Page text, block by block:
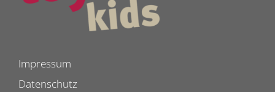
Impressum
Datenschutz